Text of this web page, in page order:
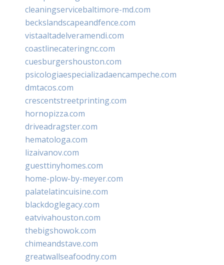
cleaningservicebaltimore-md.com
beckslandscapeandfence.com
vistaaltadelveramendi.com
coastlinecateringnc.com
cuesburgershouston.com
psicologiaespecializadaencampeche.com
dmtacos.com
crescentstreetprinting.com
hornopizza.com
driveadragster.com
hematologa.com
lizaivanov.com
guesttinyhomes.com
home-plow-by-meyer.com
palatelatincuisine.com
blackdoglegacy.com
eatvivahouston.com
thebigshowok.com
chimeandstave.com
greatwallseafoodny.com